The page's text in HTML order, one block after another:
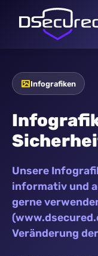
Infografiken
Unsere
informativ und
gerne
Veränderung